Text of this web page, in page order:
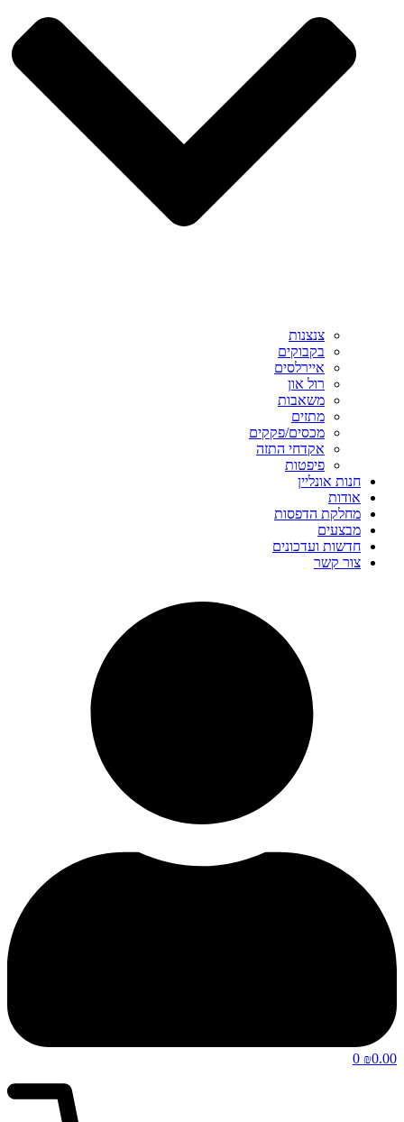
צנצנות
בקבוקים
איירלסים
רול און
משאבות
מתזים
מכסים/פקקים
אקדחי התזה
פיפטות
חנות אונליין
אודות
מחלקת הדפסות
מבצעים
חדשות ועדכונים
צור קשר
₪0.00
0